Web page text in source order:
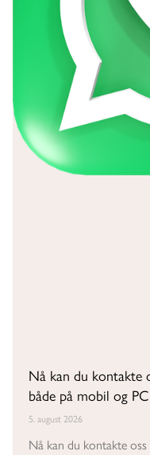
Nå kan du kontakte
både på mobil og PC
5. august 2026
Nå kan du kontakte